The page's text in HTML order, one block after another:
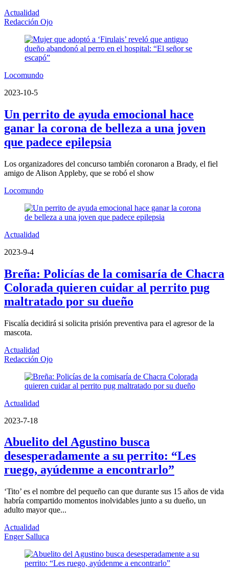
Actualidad
Redacción Ojo
Locomundo
2023-10-5
Un perrito de ayuda emocional hace
ganar la corona de belleza a una joven
que padece epilepsia
Los organizadores del concurso también coronaron a Brady, el fiel
amigo de Alison Appleby, que se robó el show
Locomundo
Actualidad
2023-9-4
Breña: Policías de la comisaría de Chacra
Colorada quieren cuidar al perrito pug
maltratado por su dueño
Fiscalía decidirá si solicita prisión preventiva para el agresor de la
mascota.
Actualidad
Redacción Ojo
Actualidad
2023-7-18
Abuelito del Agustino busca
desesperadamente a su perrito: “Les
ruego, ayúdenme a encontrarlo”
‘Tito’ es el nombre del pequeño can que durante sus 15 años de vida
habría compartido momentos inolvidables junto a su dueño, un
adulto mayor que...
Actualidad
Enger Salluca